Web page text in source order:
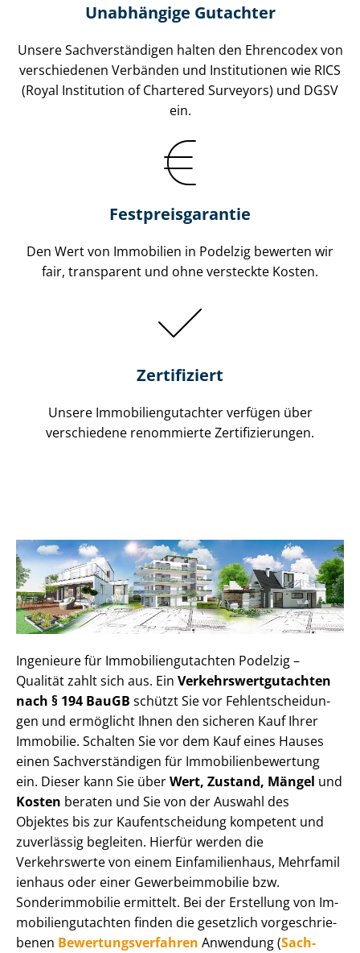
Unabhängige Gutachter
Unsere Sach­ver­stän­di­gen halten den Ehrencodex von
verschiedenen Verbänden und Institutionen wie RICS
(Royal Institution of Chartered Surveyors) und DGSV
ein.
Festpreis​garantie
Den Wert von Immobilien in Podelzig bewerten wir
fair, transparent und ohne versteckte Kosten.
Zertifiziert
Unsere Immobilien­gutachter verfügen über
verschiedene renommierte Zer­ti­fi­zie­run­gen.
Ingenieure für Im­mo­bi­li­en­gut­ach­ten Podelzig –
Qualität zahlt sich aus. Ein Ver­kehrs­wert­gut­ach­ten
nach § 194 BauGB schützt Sie vor Fehl­ent­schei­dun­
gen und ermöglicht Ihnen den sicheren Kauf Ihrer
Immobilie. Schalten Sie vor dem Kauf eines Hauses
einen Sach­ver­stän­di­gen für Im­mo­bi­li­en­be­wer­tung
ein. Dieser kann Sie überWert, Zustand, Mängel und
Kosten beraten und Sie von der Auswahl des
Objektes bis zur Kauf­ent­schei­dung kompetent und
zuverlässig begleiten. Hierfür werden die
Verkehrswerte von einem Einfamilienhaus, Mehr­fa­mi­l
i­en­haus oder einer Ge­wer­be­im­mo­bi­lie bzw.
Sonderimmobilie ermittelt. Bei der Erstellung von Im­
mo­bi­li­en­gut­ach­ten finden die gesetzlich vor­ge­schrie­
be­nen Be­wer­tungs­ver­fah­ren Anwendung (Sach­